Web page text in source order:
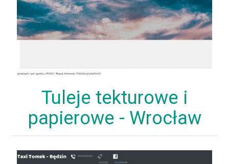
Tuleje tekturowe i
papierowe - Wrocław